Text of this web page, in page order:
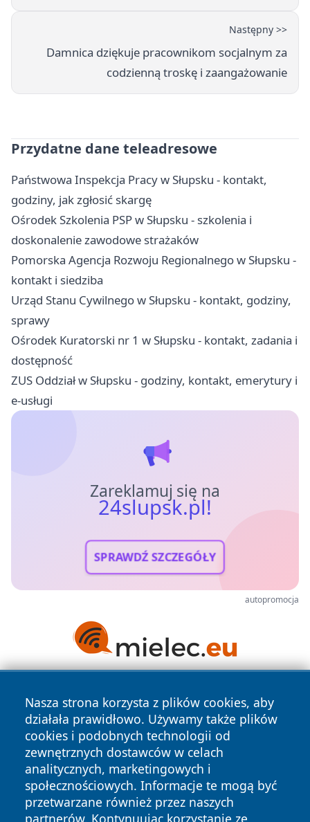
Następny >>
Damnica dziękuje pracownikom socjalnym za
codzienną troskę i zaangażowanie
Przydatne dane teleadresowe
Państwowa Inspekcja Pracy w Słupsku - kontakt,
godziny, jak zgłosić skargę
Ośrodek Szkolenia PSP w Słupsku - szkolenia i
doskonalenie zawodowe strażaków
Pomorska Agencja Rozwoju Regionalnego w Słupsku -
kontakt i siedziba
Urząd Stanu Cywilnego w Słupsku - kontakt, godziny,
sprawy
Ośrodek Kuratorski nr 1 w Słupsku - kontakt, zadania i
dostępność
ZUS Oddział w Słupsku - godziny, kontakt, emerytury i
e-usługi
Zareklamuj się na
24slupsk.pl!
SPRAWDŹ SZCZEGÓŁY
autopromocja
Nasza strona korzysta z plików cookies, aby
działała prawidłowo. Używamy także plików
cookies i podobnych technologii od
zewnętrznych dostawców w celach
analitycznych, marketingowych i
społecznościowych. Informacje te mogą być
przetwarzane również przez naszych
partnerów. Kontynuując korzystanie ze
Copyright © 2026 24slupsk.pl Wszystkie prawa zastrzeżone.